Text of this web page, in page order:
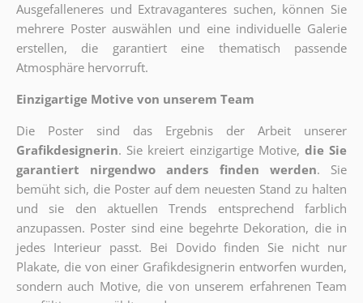
Ausgefalleneres und Extravaganteres suchen, können Sie
mehrere Poster auswählen und eine individuelle Galerie
erstellen, die garantiert eine thematisch passende
Atmosphäre hervorruft.
Einzigartige Motive von unserem Team
Die Poster sind das Ergebnis der Arbeit unserer
Grafikdesignerin. Sie kreiert einzigartige Motive, die Sie
garantiert nirgendwo anders finden werden. Sie
bemüht sich, die Poster auf dem neuesten Stand zu halten
und sie den aktuellen Trends entsprechend farblich
anzupassen. Poster sind eine begehrte Dekoration, die in
jedes Interieur passt. Bei Dovido finden Sie nicht nur
Plakate, die von einer Grafikdesignerin entworfen wurden,
sondern auch Motive, die von unserem erfahrenen Team